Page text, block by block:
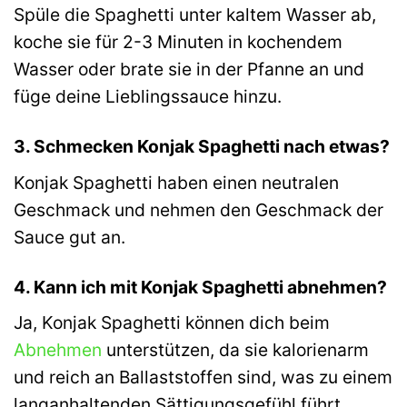
Spüle die Spaghetti unter kaltem Wasser ab,
koche sie für 2-3 Minuten in kochendem
Wasser oder brate sie in der Pfanne an und
füge deine Lieblingssauce hinzu.
3. Schmecken Konjak Spaghetti nach etwas?
Konjak Spaghetti haben einen neutralen
Geschmack und nehmen den Geschmack der
Sauce gut an.
4. Kann ich mit Konjak Spaghetti abnehmen?
Ja, Konjak Spaghetti können dich beim
Abnehmen unterstützen, da sie kalorienarm
und reich an Ballaststoffen sind, was zu einem